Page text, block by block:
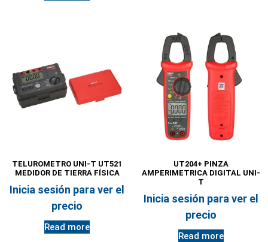
TELUROMETRO UNI-T UT521
MEDIDOR DE TIERRA FÍSICA
Inicia sesión para ver el
precio
Read more
UT204+ PINZA
AMPERIMETRICA DIGITAL UNI-
T
Inicia sesión para ver el
precio
Read more